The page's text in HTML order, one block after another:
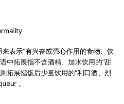
表示“有兴奋或强心作用的食物、饮
中拓展指不含酒精、加水饮用的“甜
拓展指饭后少量饮用的“利口酒、烈
。